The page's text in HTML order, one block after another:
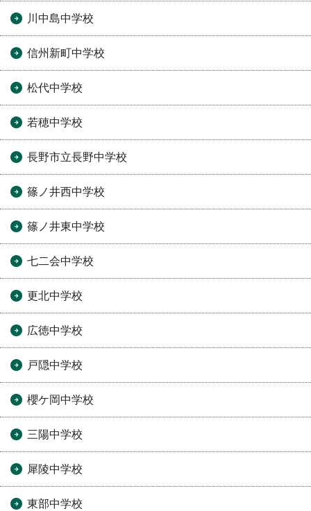
川中島中学校
信州新町中学校
松代中学校
若穂中学校
長野市立長野中学校
篠ノ井西中学校
篠ノ井東中学校
七二会中学校
更北中学校
広徳中学校
戸隠中学校
櫻ケ岡中学校
三陽中学校
犀陵中学校
東部中学校